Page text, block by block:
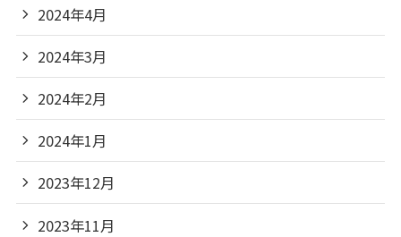
2024年4月
2024年3月
2024年2月
2024年1月
2023年12月
2023年11月